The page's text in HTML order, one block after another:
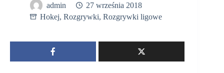
admin
27 września 2018
Hokej, Rozgrywki, Rozgrywki ligowe